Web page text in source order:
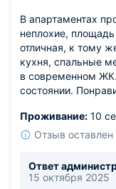
В апартаментах
неплохие,
отличная, к тому
кухня, спальные
в современном
состоянии.
Проживание: 10
Отзыв
Ответ
15 октября 2025